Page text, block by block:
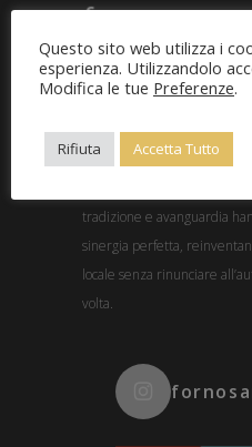
Nel cuore delle colline
tradizione e avanguardia
sinergia perfetta,
locale senza rinunciare
volta.
Questo sito web utilizza i
esperienza. Utilizzandolo
Modifica le tue Preferenze.
Rifiuta Accetta Tutto